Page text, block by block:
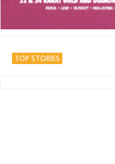
TOP STORIES